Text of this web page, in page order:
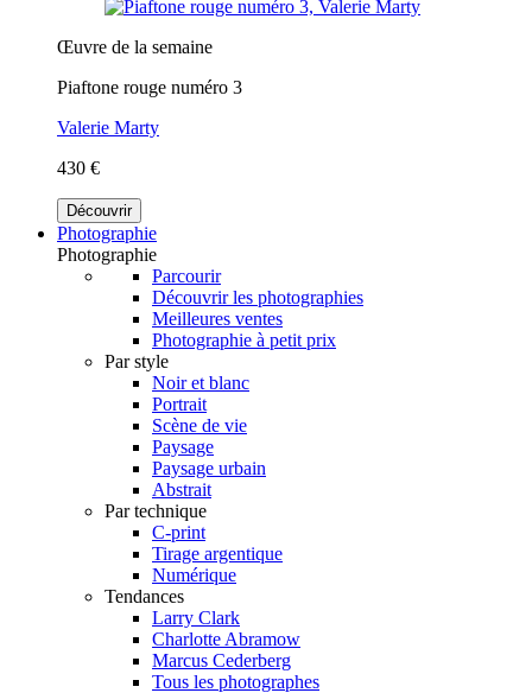
Œuvre de la semaine
Piaftone rouge numéro 3
Valerie Marty
430 €
Découvrir
Photographie
Photographie
Parcourir
Découvrir les photographies
Meilleures ventes
Photographie à petit prix
Par style
Noir et blanc
Portrait
Scène de vie
Paysage
Paysage urbain
Abstrait
Par technique
C-print
Tirage argentique
Numérique
Tendances
Larry Clark
Charlotte Abramow
Marcus Cederberg
Tous les photographes